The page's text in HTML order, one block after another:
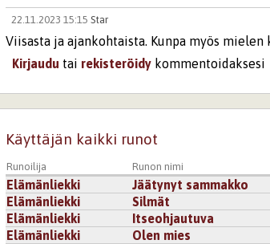
22.11.2023 15:15 Star
Viisasta ja ajankohtaista. Kunpa myös mielen
Kirjaudu tai rekisteröidy kommentoidaksesi
Käyttäjän kaikki runot
Runoilija Runon nimi
Elämänliekki Jäätynyt sammakko
Elämänliekki
Silmät
Elämänliekki
Itseohjautuva
Elämänliekki
Olen mies